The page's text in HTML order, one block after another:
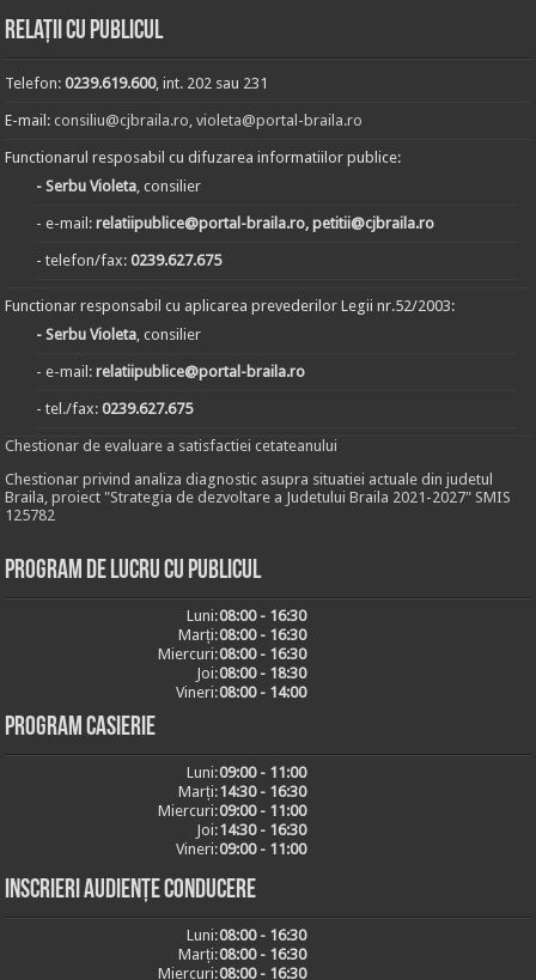
Relații cu publicul
Telefon:0239.619.600, int. 202 sau 231
E-mail:consiliu@cjbraila.ro,violeta@portal-braila.ro
Functionarul resposabil cu difuzarea informatiilor publice:
- Serbu Violeta, consilier
- e-mail:relatiipublice@portal-braila.ro, petitii@cjbraila.ro
- telefon/fax:0239.627.675
Functionar responsabil cu aplicarea prevederilor Legii nr.52/2003:
- Serbu Violeta, consilier
- e-mail:relatiipublice@portal-braila.ro
- tel./fax:0239.627.675
Chestionar de evaluare a satisfactiei cetateanului
Chestionar privind analiza diagnostic asupra situatiei actuale din judetul
Braila, proiect "Strategia de dezvoltare a Judetului Braila 2021-2027" SMIS
125782
Program de lucru cu publicul
Luni:08:00 - 16:30
Marți:08:00 - 16:30
Miercuri:08:00 - 16:30
Joi:08:00 - 18:30
Vineri:08:00 - 14:00
Program casierie
Luni:09:00 - 11:00
Marți:14:30 - 16:30
Miercuri:09:00 - 11:00
Joi:14:30 - 16:30
Vineri:09:00 - 11:00
Inscrieri audiențe conducere
Luni:08:00 - 16:30
Marți:08:00 - 16:30
Miercuri:08:00 - 16:30